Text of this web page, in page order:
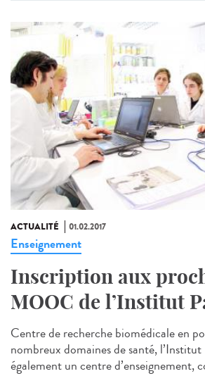
ACTUALITÉ 01.02.2017
Enseignement
Inscription aux
MOOC de l’Institut
Centre de recherche biomédicale en
nombreux domaines de santé, l’Institut
également un centre d’enseignement,